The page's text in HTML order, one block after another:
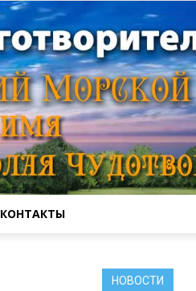
КОНТАКТЫ
НОВОСТИ